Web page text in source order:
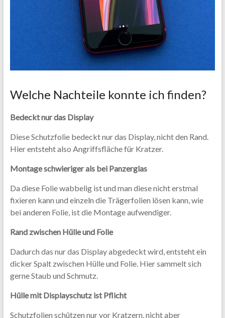
Welche Nachteile konnte ich finden?
Bedeckt nur das Display
Diese Schutzfolie bedeckt nur das Display, nicht den Rand.
Hier entsteht also Angriffsfläche für Kratzer.
Montage schwieriger als bei Panzerglas
Da diese Folie wabbelig ist und man diese nicht erstmal
fixieren kann und einzeln die Trägerfolien lösen kann, wie
bei anderen Folie, ist die Montage aufwendiger.
Rand zwischen Hülle und Folie
Dadurch das nur das Display abgedeckt wird, entsteht ein
dicker Spalt zwischen Hülle und Folie. Hier sammelt sich
gerne Staub und Schmutz.
Hülle mit Displayschutz ist Pflicht
Schutzfolien schützen nur vor Kratzern, nicht aber